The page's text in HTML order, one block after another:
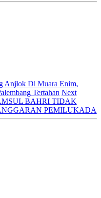
Anjlok Di Muara Enim,
Tertahan Next
BAHRI TIDAK
PEMILUKADA